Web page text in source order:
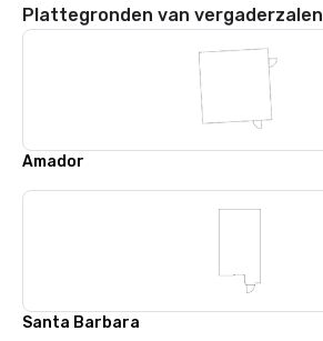
Plattegronden van vergaderzalen
Amador
Santa Barbara